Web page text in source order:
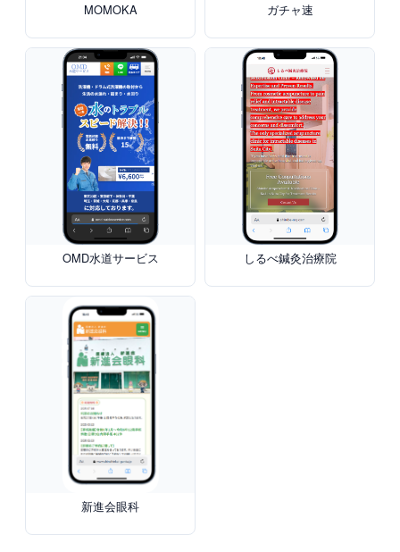
MOMOKA ガチャ速
OMD水道サービス しるべ鍼灸治療院
新進会眼科